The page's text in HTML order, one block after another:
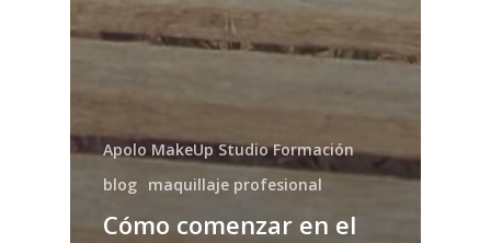
Apolo MakeUp Studio Formación
blog maquillaje profesional
Cómo comenzar en el